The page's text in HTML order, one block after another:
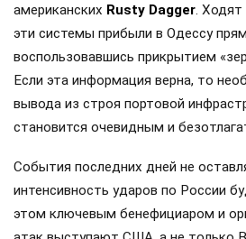
американских Rusty Dagger. Ходят
эти системы прибыли в Одессу
воспользовавшись прикрытием
Если эта информация верна, то
вывода из строя портовой
становится очевидным и
События последних дней не
интенсивность ударов по России
этом ключевым бенефициаром и